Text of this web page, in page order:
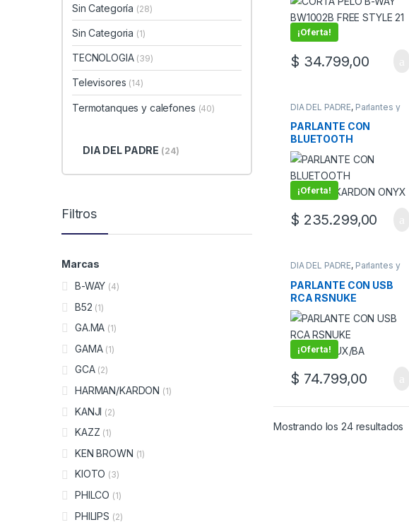
¡Oferta!
$ 34.799,00
DIA DEL PADRE, Parlantes y
Amplificadores
PARLANTE CON
BLUETOOTH
HARMAN/KARDON
ONYX
¡Oferta!
$ 235.299,00
DIA DEL PADRE, Parlantes y
PARLANTE CON USB
RCA RSNUKE
BT/USB/AUX/BA
¡Oferta!
$ 74.799,00
Mostrando los 24 resultados
Sin Categoría (28)
Sin Categoria (1)
TECNOLOGIA (39)
Televisores (14)
Termotanques y calefones (40)
DIA DEL PADRE (24)
Filtros
Marcas
B-WAY (4)
B52 (1)
GA.MA (1)
GAMA (1)
GCA (2)
HARMAN/KARDON (1)
KANJI (2)
KAZZ (1)
KEN BROWN (1)
KIOTO (3)
PHILCO (1)
PHILIPS (2)